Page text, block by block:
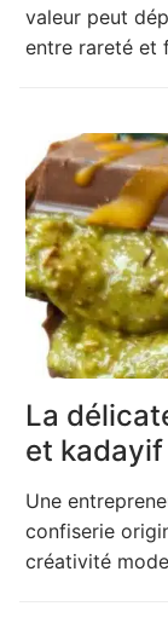
valeur peut
entre rareté et
La
et kadayif
Une
confiserie
créativité